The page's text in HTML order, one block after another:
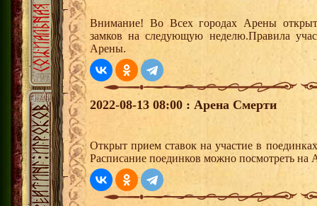
Внимание! Во Всех городах Арены
замков на следующую неделю.Правила
Арены.
2022-08-13 08:00 : Арена Смерти
Открыт прием ставок на участие в
Расписание поединков можно посмотреть на